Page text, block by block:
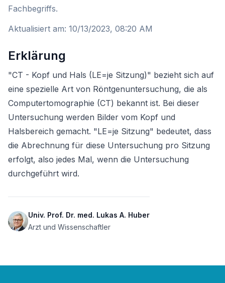
Fachbegriffs.
Aktualisiert am: 10/13/2023, 08:20 AM
Erklärung
"CT - Kopf und Hals (LE=je Sitzung)" bezieht sich auf
eine spezielle Art von Röntgenuntersuchung, die als
Computertomographie (CT) bekannt ist. Bei dieser
Untersuchung werden Bilder vom Kopf und
Halsbereich gemacht. "LE=je Sitzung" bedeutet, dass
die Abrechnung für diese Untersuchung pro Sitzung
erfolgt, also jedes Mal, wenn die Untersuchung
durchgeführt wird.
Univ. Prof. Dr. med. Lukas A. Huber
Arzt und Wissenschaftler